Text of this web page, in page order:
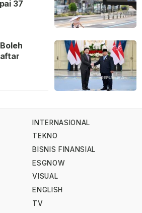
37
INTERNASIONAL
TEKNO
BISNIS FINANSIAL
ESGNOW
VISUAL
ENGLISH
TV